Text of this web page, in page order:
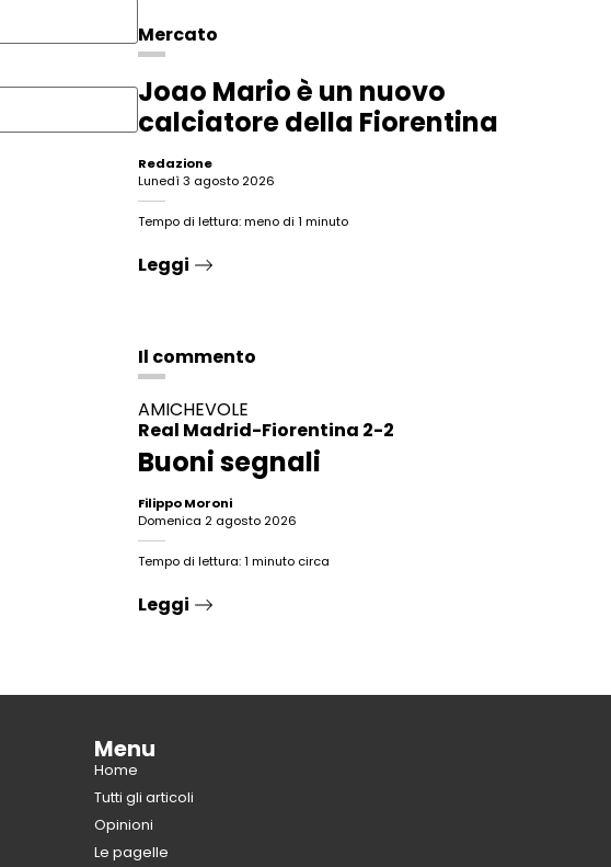
Mercato
Joao Mario è un nuovo
calciatore della Fiorentina
Redazione
lunedì 3 agosto 2026
Tempo di lettura: meno di 1 minuto
Leggi
Il commento
AMICHEVOLE
Real Madrid-Fiorentina 2-2
Buoni segnali
Filippo Moroni
domenica 2 agosto 2026
Tempo di lettura: 1 minuto circa
Leggi
Menu
Home
Tutti gli articoli
Opinioni
Le pagelle